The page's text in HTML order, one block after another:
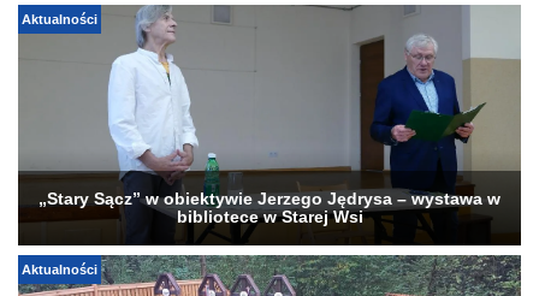
Aktualności
„Stary Sącz” w obiektywie Jerzego Jędrysa – wystawa w
bibliotece w Starej Wsi
Aktualności